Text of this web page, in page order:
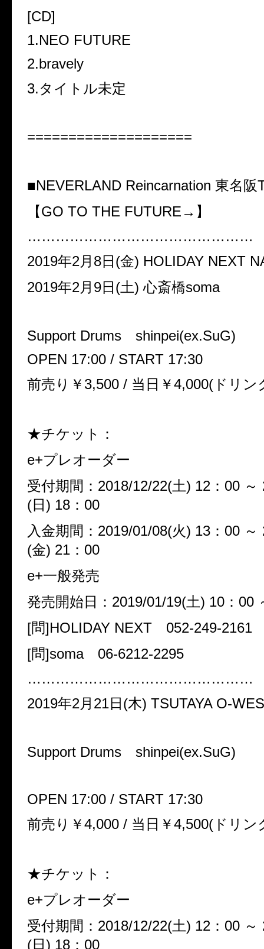
[CD]
1.NEO FUTURE
2.bravely
3.タイトル未定
====================
■NEVERLAND Reincarnation 東名阪
【GO TO THE FUTURE→】
…………………………………………
2019年2月8日(金) HOLIDAY NEXT
2019年2月9日(土) 心斎橋soma
Support Drums shinpei(ex.SuG)
OPEN 17:00 / START 17:30
前売り￥3,500 / 当日￥4,000(ドリン
★チケット：
e+プレオーダー
受付期間：2018/12/22(土) 12：00 ～
(日) 18：00
入金期間：2019/01/08(火) 13：00 ～
(金) 21：00
e+一般発売
発売開始日：2019/01/19(土) 10：00
[問]HOLIDAY NEXT 052-249-2161
[問]soma 06-6212-2295
…………………………………………
2019年2月21日(木) TSUTAYA O-
Support Drums shinpei(ex.SuG)
OPEN 17:00 / START 17:30
前売り￥4,000 / 当日￥4,500(ドリン
★チケット：
e+プレオーダー
受付期間：2018/12/22(土) 12：00 ～
(日) 18：00